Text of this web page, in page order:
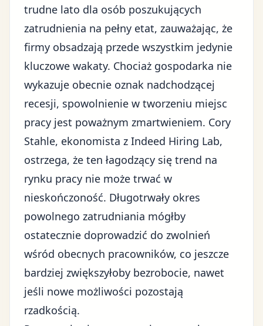
trudne lato dla osób poszukujących
zatrudnienia na pełny etat, zauważając, że
firmy obsadzają przede wszystkim jedynie
kluczowe wakaty. Chociaż gospodarka nie
wykazuje obecnie oznak nadchodzącej
recesji, spowolnienie w tworzeniu miejsc
pracy jest poważnym zmartwieniem. Cory
Stahle, ekonomista z Indeed Hiring Lab,
ostrzega, że ten łagodzący się trend na
rynku pracy nie może trwać w
nieskończoność. Długotrwały okres
powolnego zatrudniania mógłby
ostatecznie doprowadzić do zwolnień
wśród obecnych pracowników, co jeszcze
bardziej zwiększyłoby bezrobocie, nawet
jeśli nowe możliwości pozostają
rzadkością.